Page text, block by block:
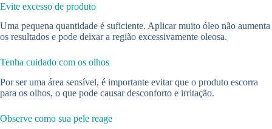
Evite excesso de produto
Uma pequena quantidade é suficiente. Aplicar muito óleo não aumenta
os resultados e pode deixar a região excessivamente oleosa.
Tenha cuidado com os olhos
Por ser uma área sensível, é importante evitar que o produto escorra
para os olhos, o que pode causar desconforto e irritação.
Observe como sua pele reage